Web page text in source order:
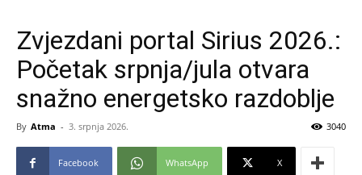
Zvjezdani portal Sirius 2026.:
Početak srpnja/jula otvara
snažno energetsko razdoblje
By Atma - 3. srpnja 2026. 3040
Facebook WhatsApp X